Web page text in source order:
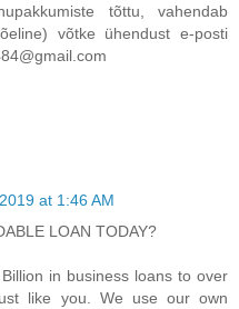
tõttu, vahendab
võtke ühendust e-posti
at 1:46 AM
LOAN TODAY?
in business loans to over
like you. We use our own